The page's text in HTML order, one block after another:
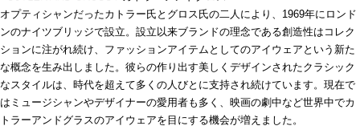
オプティシャンだったカトラー氏とグロス氏の二人により、1969年にロンド
ンのナイツブリッジで設立。設立以来ブランドの理念である創造性はコレク
ションに注がれ続け、ファッションアイテムとしてのアイウェアという新た
な概念を生み出しました。彼らの作り出す美しくデザインされたクラシック
なスタイルは、時代を超えて多くの人びとに支持され続けています。現在で
はミュージシャンやデザイナーの愛用者も多く、映画の劇中など世界中でカ
トラーアンドグラスのアイウェアを目にする機会が増えました。